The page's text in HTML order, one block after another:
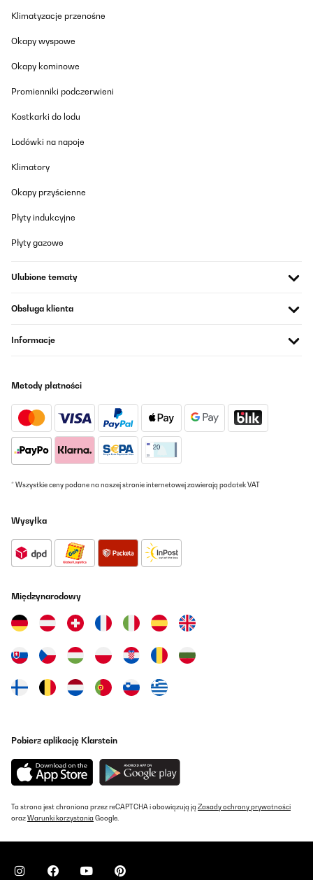
Klimatyzacje przenośne
Okapy wyspowe
Okapy kominowe
Promienniki podczerwieni
Kostkarki do lodu
Lodówki na napoje
Klimatory
Okapy przyścienne
Płyty indukcyjne
Płyty gazowe
Ulubione tematy
Obsługa klienta
Informacje
Metody płatności
* Wszystkie ceny podane na naszej stronie internetowej zawierają podatek VAT
Wysyłka
Międzynarodowy
Pobierz aplikację Klarstein
Ta strona jest chroniona przez reCAPTCHA i obowiązują ją Zasady ochrony prywatności
orazWarunki korzystania Google.